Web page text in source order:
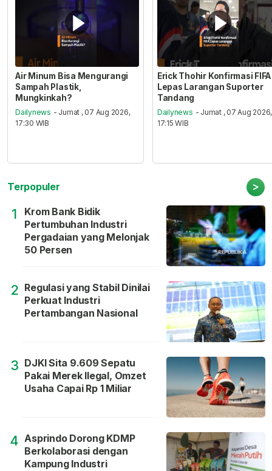
Air Minum Bisa Mengurangi
Sampah Plastik,
Mungkinkah?
Dailynews - Jumat , 07 Aug 2026,
17:30 WIB
Erick Thohir Konfirmasi FIFA
Lepas Larangan Suporter
Tandang
Dailynews - Jumat , 07 Aug 2026,
17:15 WIB
Terpopuler >
1
Krom Bank Bidik
Pertumbuhan Industri
Pergadaian yang Melonjak
50 Persen
2 Regulasi yang Stabil Dinilai
Perkuat Industri
Pertambangan Nasional
3 DJKI Sita 9.609 Sepatu
Pakai Merek Ilegal, Omzet
Usaha Capai Rp 1 Miliar
4 Asprindo Dorong KDMP
Berkolaborasi dengan
Kampung Industri